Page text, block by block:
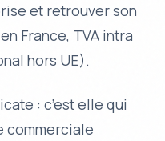
et retrouver son
France, TVA intra
hors UE).
: c’est elle qui
commerciale